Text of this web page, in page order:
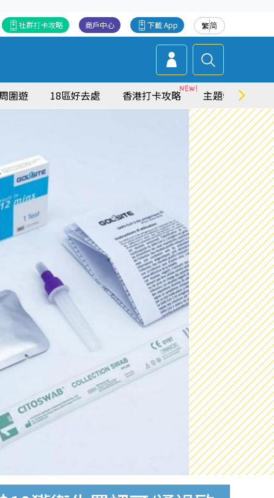
繁简
下載 App
商戶中心
社群打卡攻略
圍遊 18區好去處 香港打卡攻略 主題特集